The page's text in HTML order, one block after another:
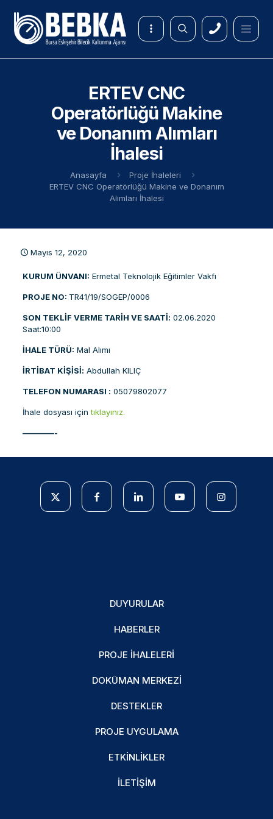
ERTEV CNC
Operatörlüğü Makine
ve Donanım Alımları
İhalesi
Anasayfa
Proje İhaleleri
ERTEV CNC Operatörlüğü Makine ve Donanım
Alımları İhalesi
Mayıs 12, 2020
KURUM ÜNVANI: Ermetal Teknolojik Eğitimler Vakfı
PROJE NO: TR41/19/SOGEP/0006
SON TEKLİF VERME TARİH VE SAATİ: 02.06.2020
Saat:10:00
İHALE TÜRÜ: Mal Alımı
İRTİBAT KİŞİSİ: Abdullah KILIÇ
TELEFON NUMARASI : 05079802077
İhale dosyası içintıklayınız.
————-
DUYURULAR
HABERLER
PROJE İHALELERI
DOKÜMAN MERKEZI
DESTEKLER
PROJE UYGULAMA
ETKINLIKLER
İLETIŞIM